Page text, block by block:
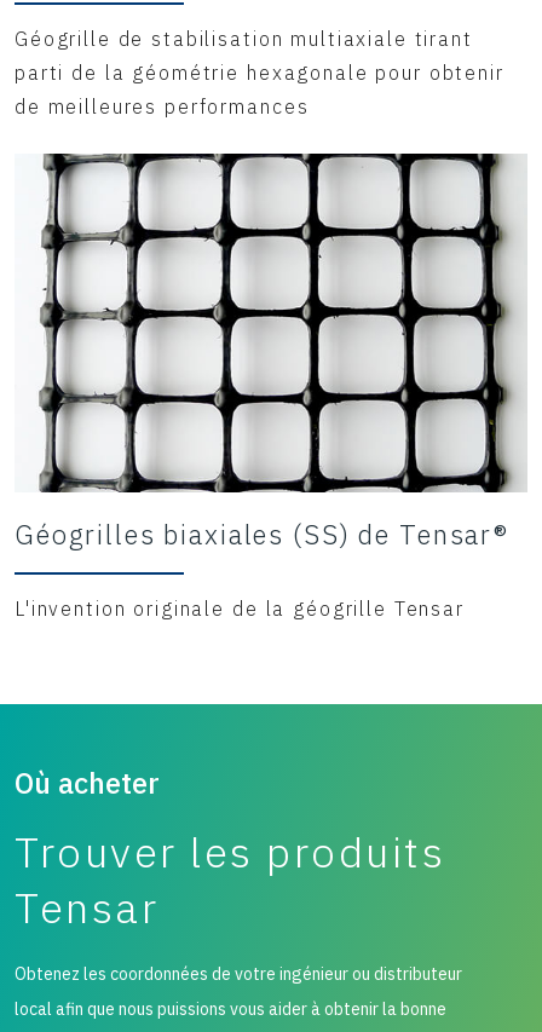
Géogrille de stabilisation multiaxiale tirant
parti de la géométrie hexagonale pour obtenir
de meilleures performances
Géogrilles biaxiales (SS) de Tensar®
L'invention originale de la géogrille Tensar
Où acheter
Trouver les produits
Tensar
Obtenez les coordonnées de votre ingénieur ou distributeur
local afin que nous puissions vous aider à obtenir la bonne